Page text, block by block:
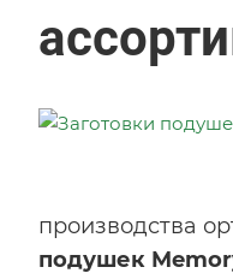
производства
подушек